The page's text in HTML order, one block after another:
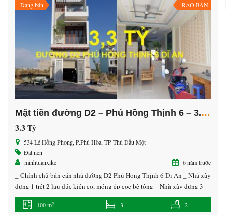
Đang bán RAO BÁN
Mặt tiền đường D2 – Phú Hồng Thịnh 6 – 3.3 Tỷ
3.3 Tỷ
534 Lê Hồng Phong, P.Phú Hòa, TP Thủ Dầu Một
Đất nền
minhtuanxike
6 năm trước
_ Chính chủ bán căn nhà đường D2 Phú Hồng Thịnh 6 Dĩ An _ Nhà xây
dựng 1 trệt 2 lầu đúc kiên cố, móng ép cọc bê tông _ Nhà xây dựng 3
phòng ngủ + 1 phòng thờ + sân để xe + phòng khách + phòng bếp + sân
thượng rộng […]
100 m2 3 2